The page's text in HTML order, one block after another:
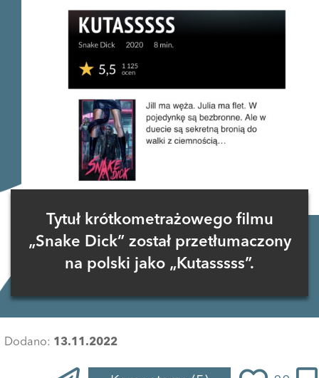
Tytuł krótkometrażowego filmu
„Snake Dick” został przetłumaczony
na polski jako „Kutasssss”.
Dodano: 13.11.2022